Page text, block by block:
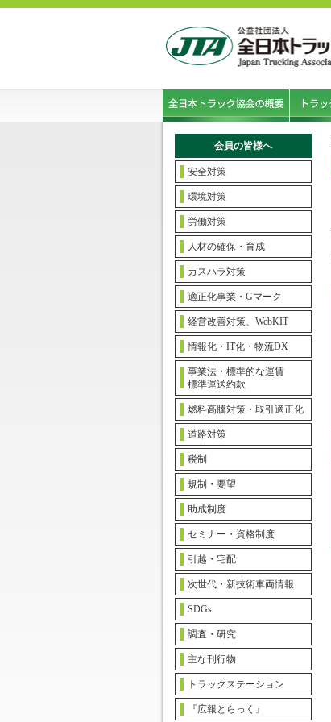
会員の皆様へ
安全対策
環境対策
労働対策
人材の確保・育成
カスハラ対策
適正化事業・Gマーク
経営改善対策、WebKIT
情報化・IT化・物流DX
事業法・標準的な運賃
標準運送約款
燃料高騰対策・取引適正化
道路対策
税制
規制・要望
助成制度
セミナー・資格制度
引越・宅配
次世代・新技術車両情報
SDGs
調査・研究
主な刊行物
トラックステーション
『広報とらっく』